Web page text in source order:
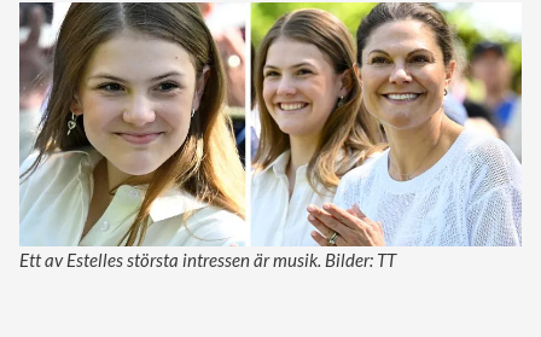
Ett av Estelles största intressen är musik. Bilder: TT